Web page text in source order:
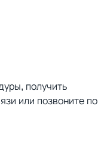
получить
или позвоните по